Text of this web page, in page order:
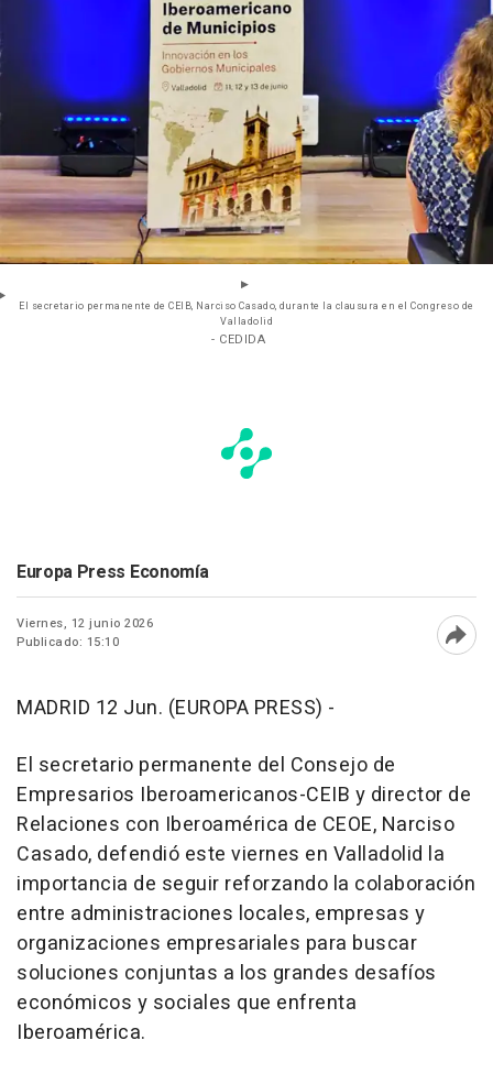
El secretario permanente de CEIB, Narciso Casado, durante la clausura en el Congreso de
Valladolid
- CEDIDA
Europa Press Economía
Viernes, 12 junio 2026
Publicado: 15:10
MADRID 12 Jun. (EUROPA PRESS) -
El secretario permanente del Consejo de
Empresarios Iberoamericanos-CEIB y director de
Relaciones con Iberoamérica de CEOE, Narciso
Casado, defendió este viernes en Valladolid la
importancia de seguir reforzando la colaboración
entre administraciones locales, empresas y
organizaciones empresariales para buscar
soluciones conjuntas a los grandes desafíos
económicos y sociales que enfrenta
Iberoamérica.